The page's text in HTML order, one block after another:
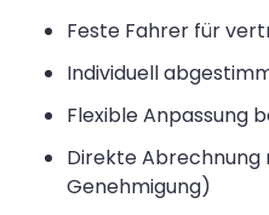
Feste Fahrer für
Individuell
Flexible Anpassung
Direkte Abrechnung
Genehmigung)